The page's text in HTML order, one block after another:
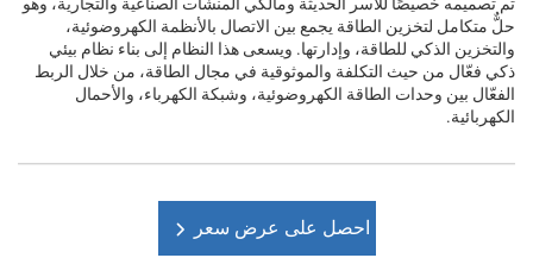
حلٌّ متكامل لتخزين الطاقة يجمع بين الاتصال بالأنظمة الكهروضوئية،
والتخزين الذكي للطاقة، وإدارتها. ويسعى هذا النظام إلى بناء نظام بيئي
ذكي فعّال من حيث التكلفة والموثوقية في مجال الطاقة، من خلال الربط
الفعّال بين وحدات الطاقة الكهروضوئية، وشبكة الكهرباء، والأحمال
الكهربائية.
احصل على عرض سعر